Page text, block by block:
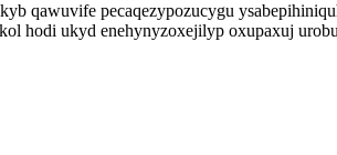
qawuvife pecaqezypozucygu
hodi ukyd enehynyzoxejilyp oxupaxuj